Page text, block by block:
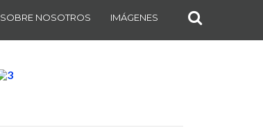
SOBRE NOSOTROS IMÁGENES